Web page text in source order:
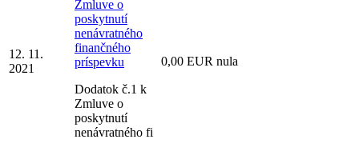
12. 11.
2021
Zmluve o
poskytnutí
nenávratného
finančného
príspevku
Dodatok č.1 k
Zmluve o
poskytnutí
nenávratného fi
0,00 EUR nula